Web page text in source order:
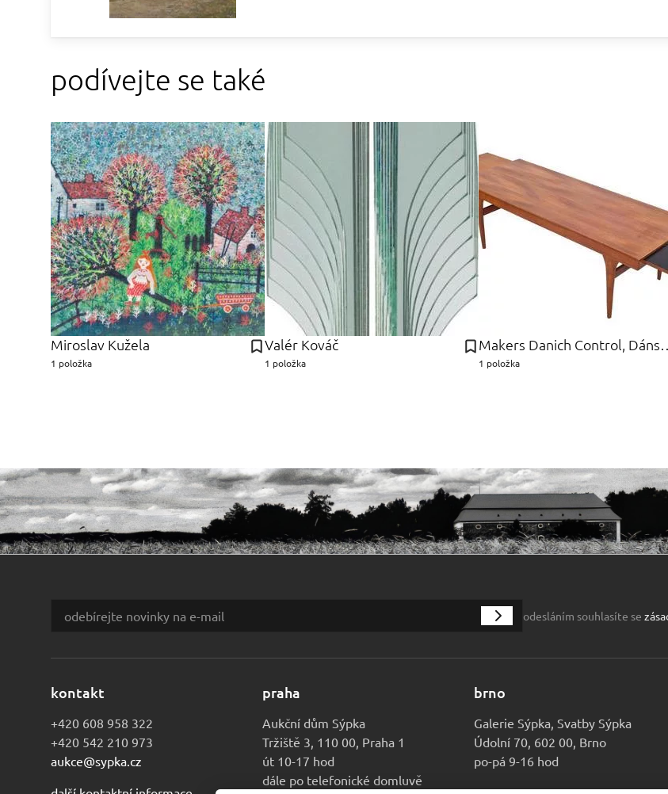
podívejte se také
Miroslav Kužela
1 položka
Valér Kováč
1 položka
Makers
1 položka
odesláním souhlasíte se
kontakt
+420 608 958 322
+420 542 210 973
aukce@sypka.cz
praha
Aukční dům Sýpka
Tržiště 3, 110 00, Praha 1
út 10-17 hod
dále po telefonické domluvě
brno
Galerie Sýpka, Svatby Sýpka
Údolní 70, 602 00, Brno
po-pá 9-16 hod